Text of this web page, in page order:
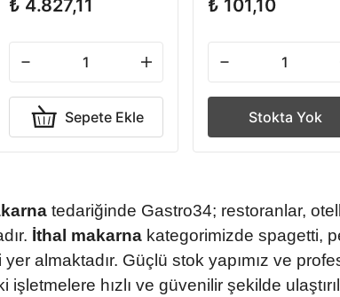
₺ 4.827,11
Sepete Ekle
₺ 101,10
Stokta Yok
tedariğinde Gastro34; restoranlar,
İthal makarna kategorimizde spagetti,
almaktadır. Güçlü stok yapımız ve
hızlı ve güvenilir şekilde